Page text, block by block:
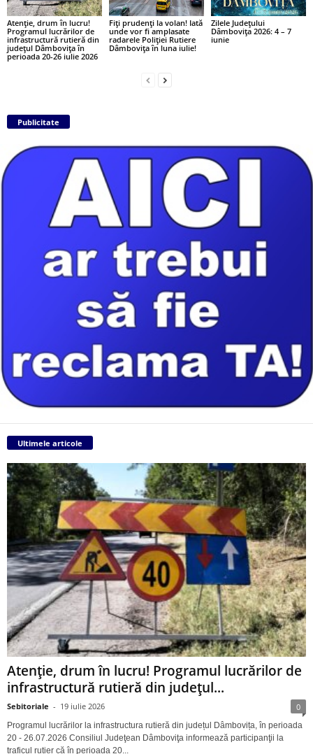
Atenție, drum în lucru!
Programul lucrărilor de
infrastructură rutieră din
județul Dâmbovița în
perioada 20-26 iulie 2026
Fiți prudenți la volan! Iată
unde vor fi amplasate
radarele Poliției Rutiere
Dâmbovița în luna iulie!
Zilele Județului
Dâmbovița 2026: 4 – 7
iunie
Publicitate
Ultimele articole
Atenție, drum în lucru! Programul lucrărilor de
infrastructură rutieră din județul...
Sebitoriale - 19 iulie 2026 0
Programul lucrărilor la infrastructura rutieră din județul Dâmbovița, în perioada
20 - 26.07.2026 Consiliul Judeţean Dâmboviţa informează participanţii la
traficul rutier că în perioada 20...